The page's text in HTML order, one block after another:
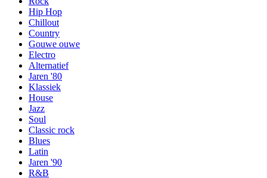
Hip Hop
Chillout
Country
Gouwe ouwe
Electro
Alternatief
Jaren '80
Klassiek
House
Jazz
Soul
Classic rock
Blues
Latin
Jaren '90
R&B